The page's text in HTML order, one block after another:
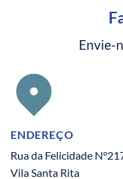
Envie-
ENDEREÇO
Rua da Felicidade
Vila Santa Rita